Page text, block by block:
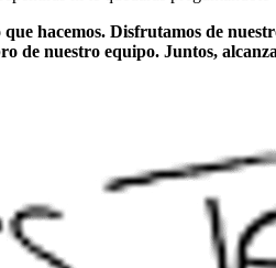
hacemos. Disfrutamos de
de nuestro equipo. Juntos,